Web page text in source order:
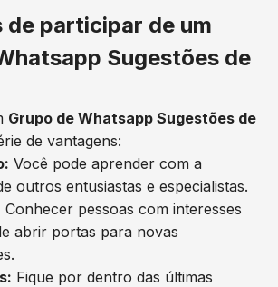
de participar de um
Sugestões de
Grupo de Whatsapp Sugestões de
de vantagens:
Você pode aprender com a
outros entusiastas e especialistas.
Conhecer pessoas com interesses
abrir portas para novas
Fique por dentro das últimas